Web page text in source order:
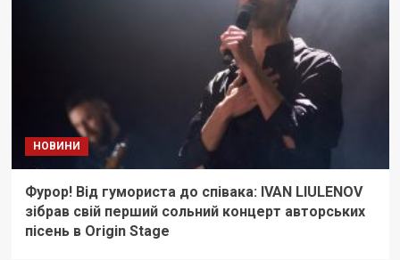
НОВИНИ
Фурор! Від гумориста до співака: IVAN LIULENOV
зібрав свій перший сольний концерт авторських
пісень в Origin Stage